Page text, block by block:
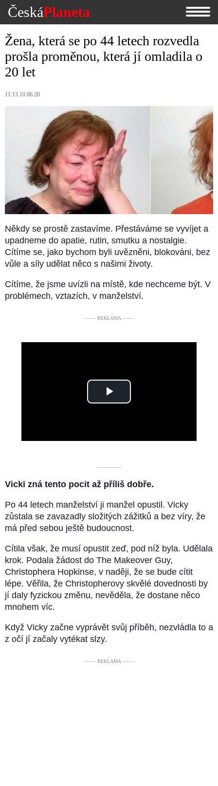
ČeskáPlaneta
Žena, která se po 44 letech rozvedla
prošla proměnou, která jí omladila o
20 let
11:13 10.06.20
Někdy se prostě zastavíme. Přestáváme se vyvíjet a
upadneme do apatie, rutin, smutku a nostalgie.
Cítíme se, jako bychom byli uvězněni, blokováni, bez
vůle a síly udělat něco s našimi životy.
Cítíme, že jsme uvízli na místě, kde nechceme být. V
problémech, vztazích, v manželství.
––––– REKLAMA –––––
Play
––––––––––
Vicki zná tento pocit až příliš dobře.
Po 44 letech manželství ji manžel opustil. Vicky
zůstala se zavazadly složitých zážitků a bez víry, že
má před sebou ještě budoucnost.
Cítila však, že musí opustit zeď, pod níž byla. Udělala
krok. Podala žádost do The Makeover Guy,
Christophera Hopkinse, v naději, že se bude cítit
lépe. Věřila, že Christopherovy skvělé dovednosti by
jí daly fyzickou změnu, nevěděla, že dostane něco
mnohem víc.
Když Vicky začne vyprávět svůj příběh, nezvládla to a
z očí jí začaly vytékat slzy.
––––– REKLAMA –––––